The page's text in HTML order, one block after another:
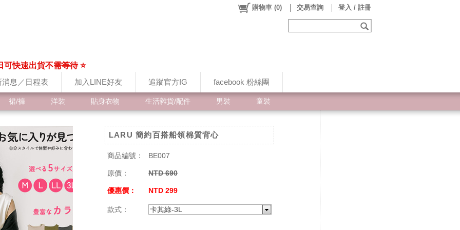
消息／日程表 加入LINE好友 追蹤官方IG facebook 粉絲團
購物車 (0) 交易查詢 登入 / 註冊
可快速出貨不需等待 ⭐
裙/褲 洋裝 貼身衣物 生活雜貨/配件 男裝 童裝
LARU 簡約百搭船領棉質背心
商品編號： BE007
原價： NTD 690
優惠價： NTD 299
款式： 卡其綠-3L